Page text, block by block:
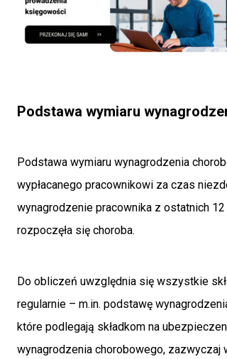
Podstawa wymiaru
Podstawa wymiaru wynagrodzenia
wypłacanego pracownikowi za czas
wynagrodzenie pracownika z ostatnich
rozpoczęła się choroba.
Do obliczeń uwzględnia się wszystkie
regularnie – m.in. podstawę
które podlegają składkom na
wynagrodzenia chorobowego,